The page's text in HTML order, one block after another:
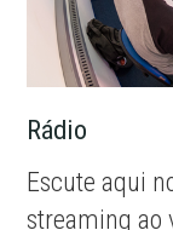
Rádio
Escute aqui
streaming ao